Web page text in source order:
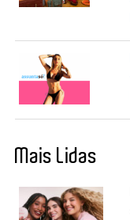
Mais Lidas